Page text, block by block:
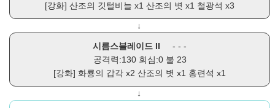
[강화] 산조의 깃털비늘 x1 산조의 볏 x1 철광석 x3
↓
시름스블레이드 II
- - -
공격력:130 회심:0 불 23
[강화] 화룡의 갑각 x2 산조의 볏 x1 홍련석 x1
↓